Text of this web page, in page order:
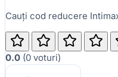
Cauți cod reducere
0.0 (0 voturi)